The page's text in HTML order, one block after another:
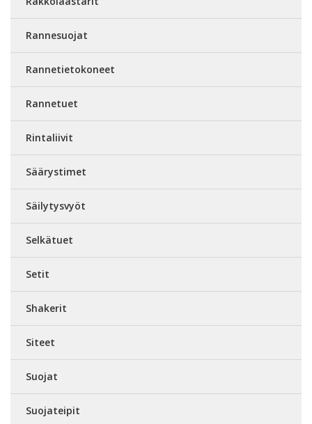
Rannesuojat
Rannetietokoneet
Rannetuet
Rintaliivit
Säärystimet
Säilytysvyöt
Selkätuet
Setit
Shakerit
Siteet
Suojat
Suojateipit